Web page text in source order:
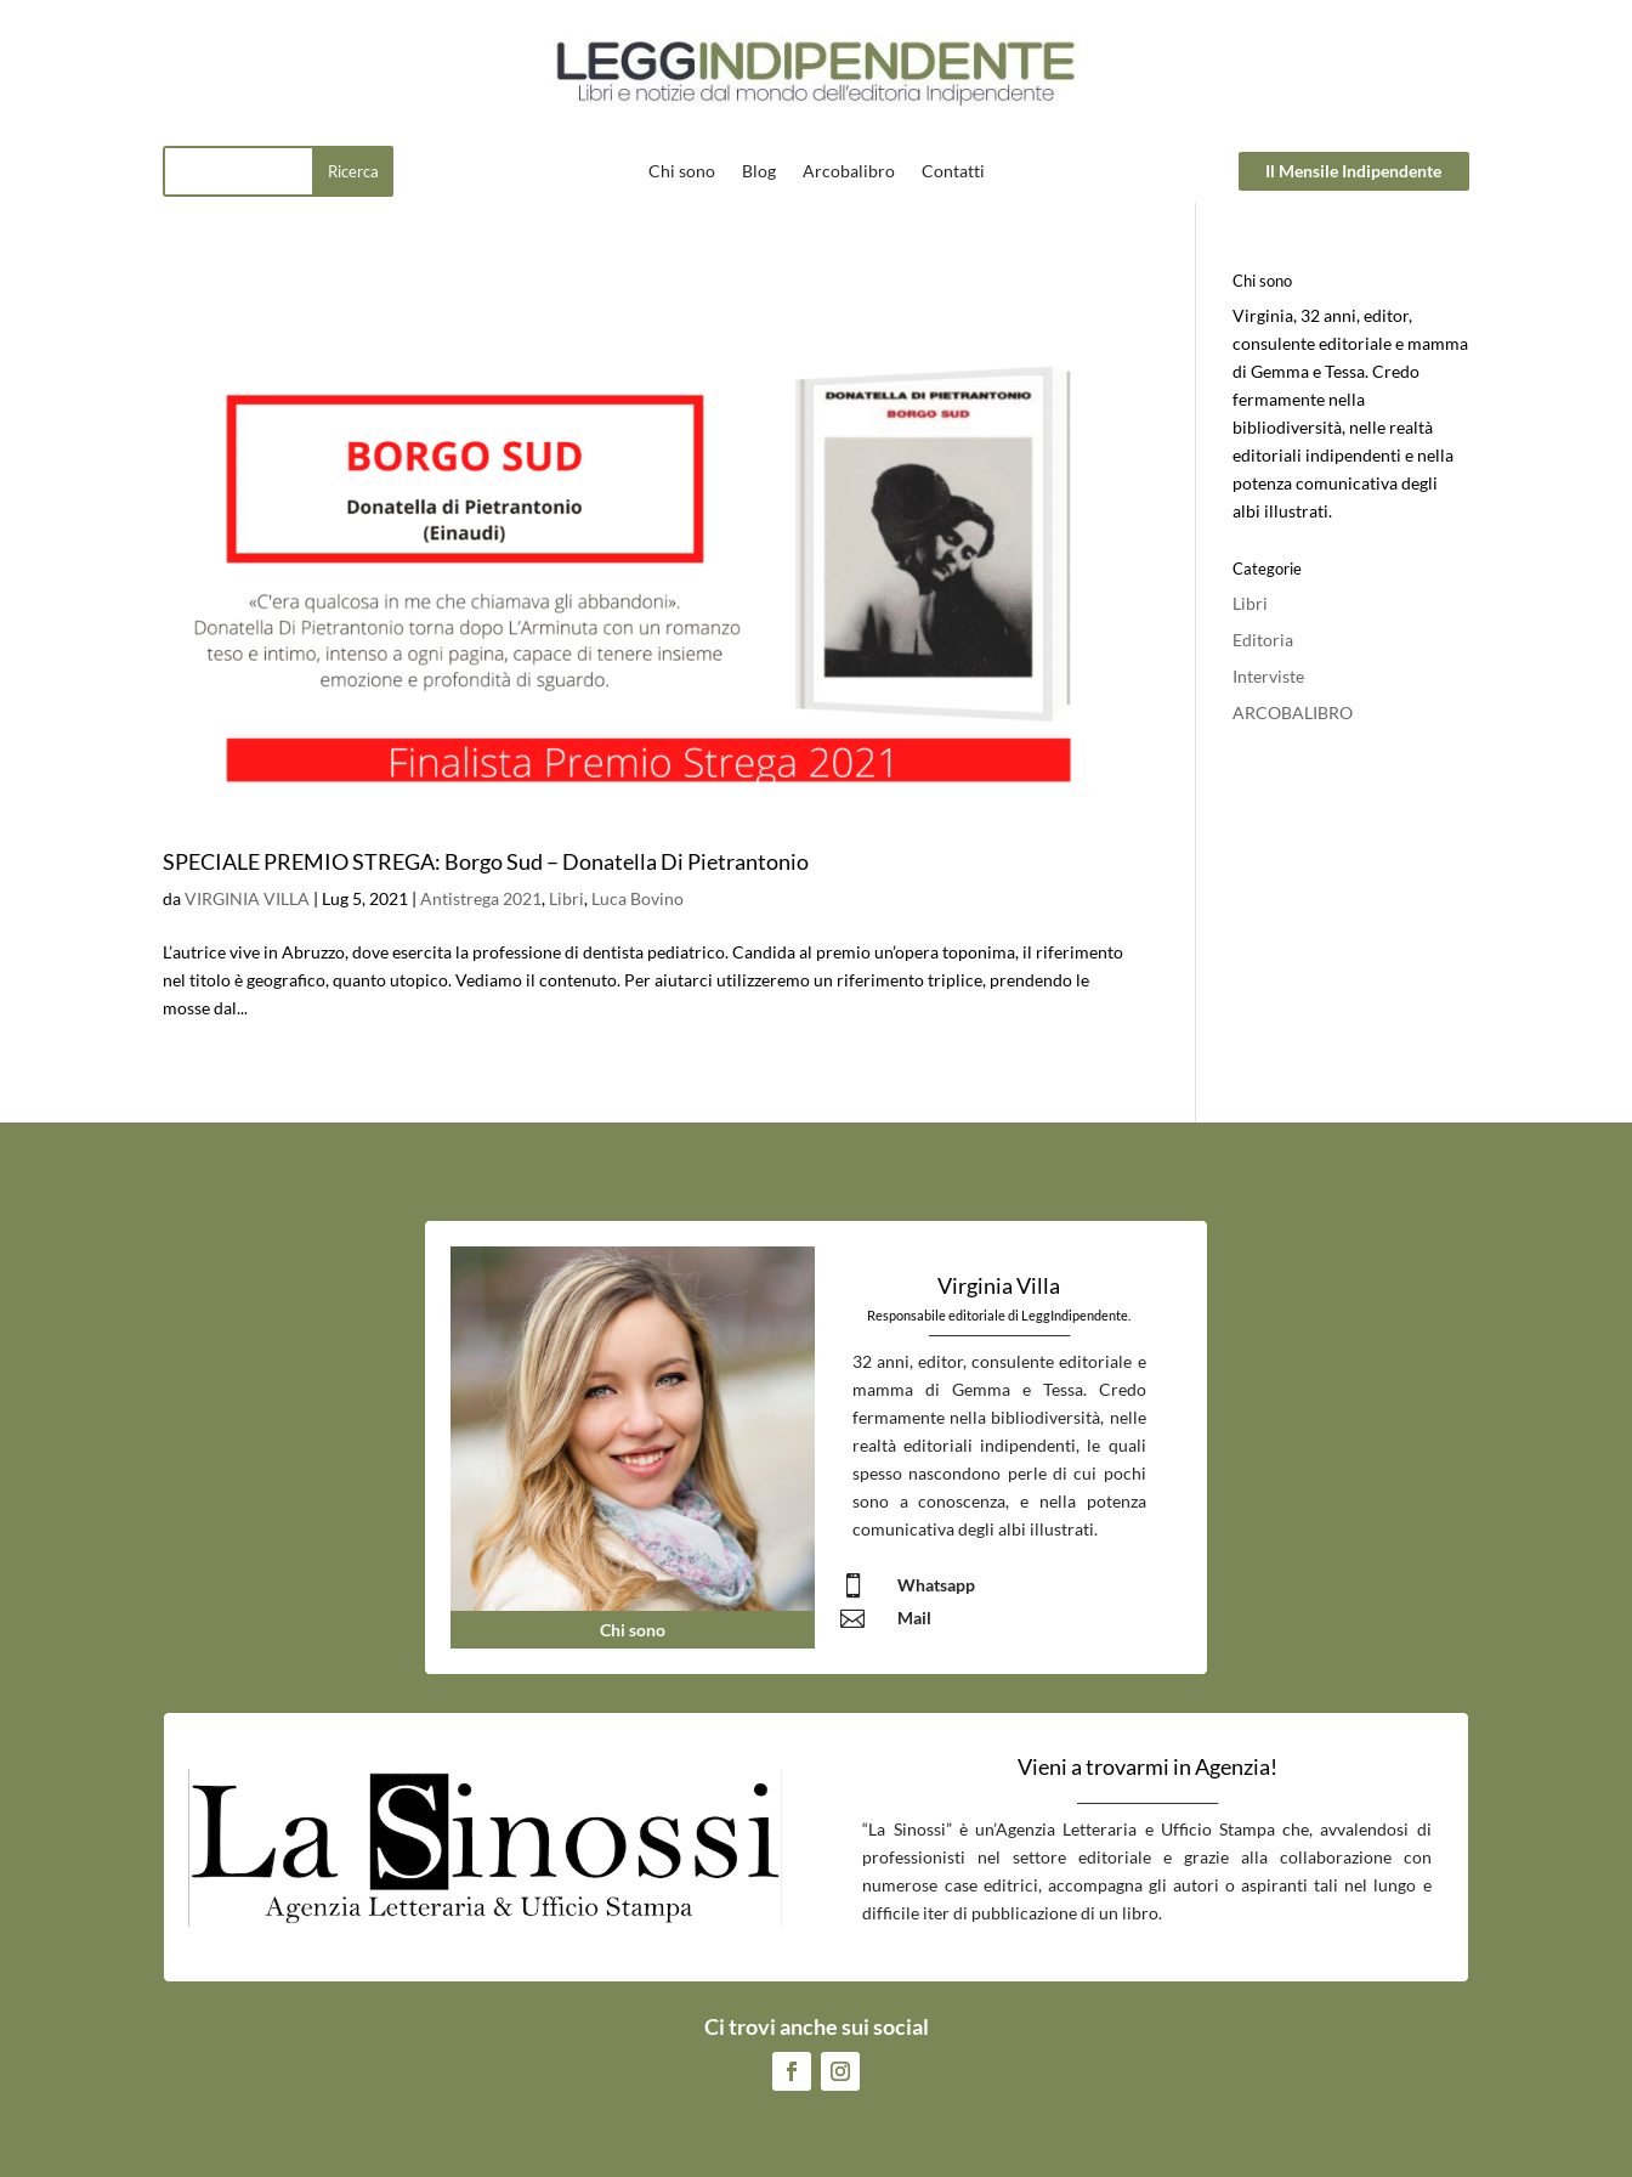
Chi sono Blog Arcobalibro Contatti Il Mensile Indipendente
SPECIALE PREMIO STREGA: Borgo Sud – Donatella Di Pietrantonio
daVIRGINIA VILLA | Lug 5, 2021 |Antistrega 2021, Libri, Luca Bovino
L’autrice vive in Abruzzo, dove esercita la professione di dentista pediatrico. Candida al premio un’opera toponima, il riferimento
nel titolo è geografico, quanto utopico. Vediamo il contenuto. Per aiutarci utilizzeremo un riferimento triplice, prendendo le
mosse dal...
Chi sono
Virginia, 32 anni, editor,
consulente editoriale e mamma
di Gemma e Tessa. Credo
fermamente nella
bibliodiversità, nelle realtà
editoriali indipendenti e nella
potenza comunicativa degli
albi illustrati.
Categorie
Libri
Editoria
Interviste
ARCOBALIBRO
Chi sono
Virginia Villa
Responsabile editoriale di LeggIndipendente.
32 anni, editor, consulente editoriale e
mamma di Gemma e Tessa. Credo
fermamente nella bibliodiversità, nelle
realtà editoriali indipendenti, le quali
spesso nascondono perle di cui pochi
sono a conoscenza, e nella potenza
comunicativa degli albi illustrati.
 Whatsapp
 Mail
Vieni a trovarmi in Agenzia!
“La Sinossi” è un’Agenzia Letteraria e Ufficio Stampa che, avvalendosi di
professionisti nel settore editoriale e grazie alla collaborazione con
numerose case editrici, accompagna gli autori o aspiranti tali nel lungo e
difficile iter di pubblicazione di un libro.
Ci trovi anche sui social